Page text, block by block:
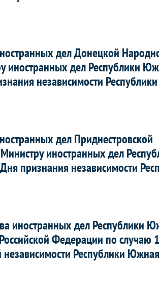
дел Донецкой
иностранных дел Республики
независимости
дел Приднестровской
иностранных дел
признания независимости
иностранных дел Республики
Федерации по случаю
Республики